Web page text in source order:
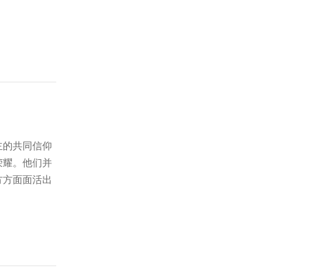
共同信仰
耀。他们并
面面活出